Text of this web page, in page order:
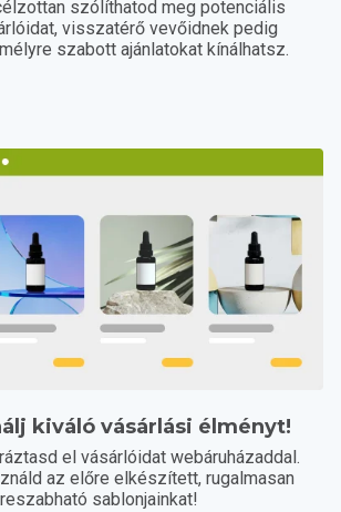
szólíthatod meg potenciális
visszatérő vevőidnek pedig
szabott ajánlatokat kínálhatsz.
kiváló vásárlási élményt!
el vásárlóidat webáruházaddal.
az előre elkészített, rugalmasan
sablonjainkat!